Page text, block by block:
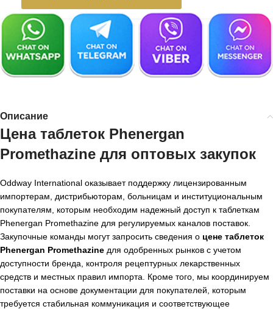
Описание
Цена таблеток Phenergan
Promethazine для оптовых закупок
Oddway International оказывает поддержку лицензированным
импортерам, дистрибьюторам, больницам и институциональным
покупателям, которым необходим надежный доступ к таблеткам
Phenergan Promethazine для регулируемых каналов поставок.
Закупочные команды могут запросить сведения о цене таблеток
Phenergan Promethazine для одобренных рынков с учетом
доступности бренда, контроля рецептурных лекарственных
средств и местных правил импорта. Кроме того, мы координируем
поставки на основе документации для покупателей, которым
требуется стабильная коммуникация и соответствующее